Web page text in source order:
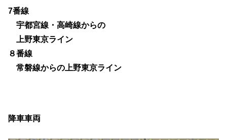
7番線
宇都宮線・高崎線からの
上野東京ライン
８番線
常磐線からの上野東京ライン
降車車両